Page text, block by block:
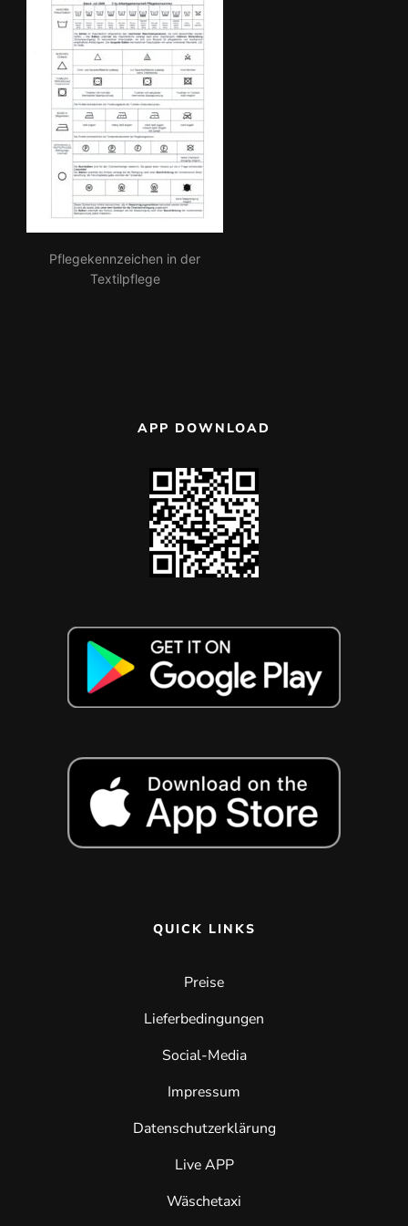
Pflegekennzeichen in der
Textilpflege
APP DOWNLOAD
QUICK LINKS
Preise
Lieferbedingungen
Social-Media
Impressum
Datenschutzerklärung
Live APP
Wäschetaxi